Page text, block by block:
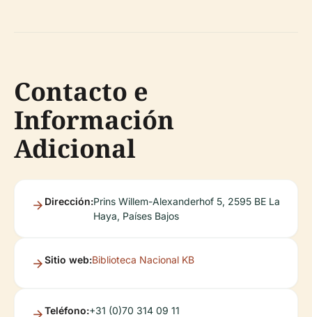
Contacto e
Información
Adicional
Dirección:Prins Willem-Alexanderhof 5, 2595 BE La
Haya, Países Bajos
Sitio web:Biblioteca Nacional KB
Teléfono:+31 (0)70 314 09 11